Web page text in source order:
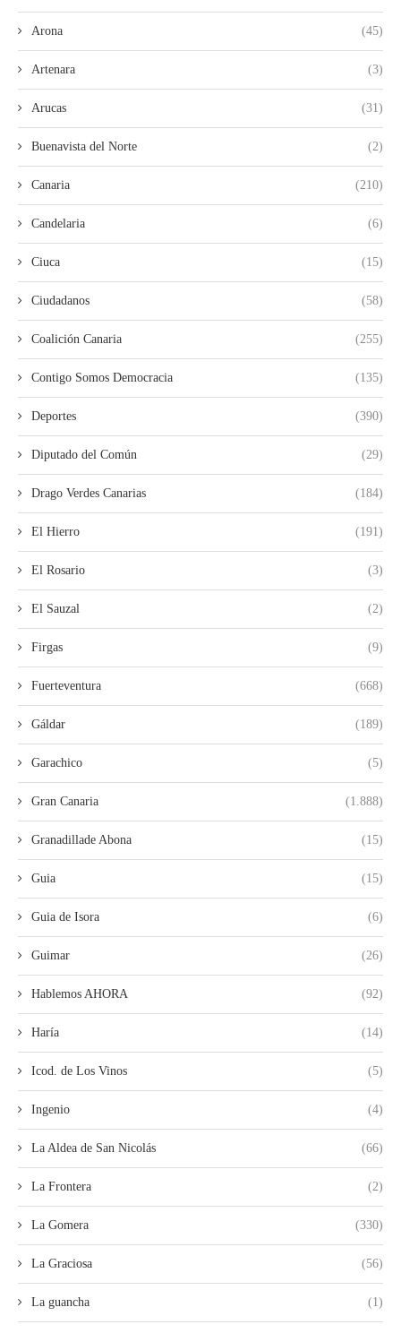
Arona (45)
Artenara (3)
Arucas (31)
Buenavista del Norte (2)
Canaria (210)
Candelaria (6)
Ciuca (15)
Ciudadanos (58)
Coalición Canaria (255)
Contigo Somos Democracia (135)
Deportes (390)
Diputado del Común (29)
Drago Verdes Canarias (184)
El Hierro (191)
El Rosario (3)
El Sauzal (2)
Firgas (9)
Fuerteventura (668)
Gáldar (189)
Garachico (5)
Gran Canaria (1.888)
Granadillade Abona (15)
Guia (15)
Guia de Isora (6)
Guimar (26)
Hablemos AHORA (92)
Haría (14)
Icod. de Los Vinos (5)
Ingenio (4)
La Aldea de San Nicolás (66)
La Frontera (2)
La Gomera (330)
La Graciosa (56)
La guancha (1)